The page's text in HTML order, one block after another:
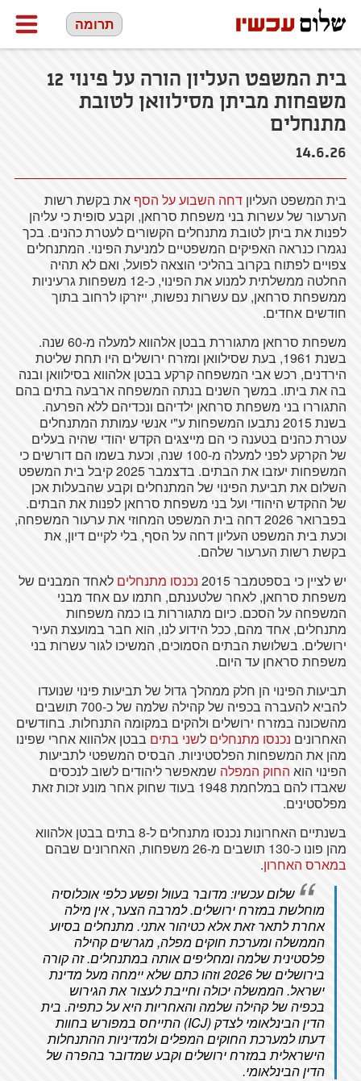
תרומה
בית המשפט העליון הורה על פינוי 12
משפחות מביתן מסילוואן לטובת
מתנחלים
14.6.26
בית המשפט העליון דחה השבוע על הסף את בקשת רשות
הערעור של עשרות בני משפחת סרחאן, וקבע סופית כי עליהן
לפנות את ביתן לטובת מתנחלים הקשורים לעטרת כהנים. בכך
נגמרו כנראה האפיקים המשפטיים למניעת הפינוי. המתנחלים
צפויים לפתוח בקרוב בהליכי הוצאה לפועל, ואם לא תהיה
החלטה ממשלתית למנוע את הפינוי, כ-12 משפחות גרעיניות
ממשפחת סרחאן, עם עשרות נפשות, ייזרקו לרחוב בתוך
חודשים אחדים.
משפחת סרחאן מתגוררת בבטן אלהווא למעלה מ-60 שנה.
בשנת 1961, בעת שסילוואן ומזרח ירושלים היו תחת שליטת
הירדנים, רכש אבי המשפחה קרקע בבטן אלהווא בסילוואן ובנה
בה את ביתו. במשך השנים בנתה המשפחה ארבעה בתים בהם
התגוררו בני משפחת סרחאן ילדיהם ונכדיהם ללא הפרעה.
בשנת 2015 נתבעו המשפחות ע"י אנשי עמותת המתנחלים
עטרת כהנים בטענה כי הם מייצגים הקדש יהודי שהיה בעלים
של הקרקע לפני למעלה מ-100 שנה, וכעת בשמו הם דורשים כי
המשפחות יעזבו את הבתים. בדצמבר 2025 קיבל בית המשפט
השלום את תביעת הפינוי של המתנחלים וקבע שהבעלות אכן
של ההקדש היהודי ועל בני משפחת סרחאן לפנות את הבתים.
בפברואר 2026 דחה בית המשפט המחוזי את ערעור המשפחה,
וכעת בית המשפט העליון דחה על הסף, בלי לקיים דיון, את
בקשת רשות הערעור שלהם.
יש לציין כי בספטמבר 2015
נכנסו מתנחלים לאחד המבנים של
משפחת סרחאן, לאחר שלטענתם, חתמו עם אחד מבני
המשפחה על הסכם. כיום מתגוררות בו כמה משפחות
מתנחלים, אחד מהם, ככל הידוע לנו, הוא חבר במועצת העיר
ירושלים. בשלושת הבתים הסמוכים, המשיכו לגור עשרות בני
משפחת סראחן עד היום.
תביעות הפינוי הן חלק ממהלך גדול של תביעות פינוי שנועדו
להביא להעברה בכפיה של קהילה שלמה של כ-700 תושבים
מהשכונה במזרח ירושלים ולהקים במקומה התנחלות. בחודשים
האחרונים נכנסו מתנחלים לשני בתים בבטן אלהווא אחרי שפינו
מהן את המשפחות הפלסטיניות. הבסיס המשפטי לתביעות
הפינוי הוא החוק המפלה שמאפשר ליהודים לשוב לנכסים
שאבדו להם במלחמת 1948 בעוד שחוק אחר מונע זכות זאת
מפלסטינים.
בשנתיים האחרונות נכנסו מתנחלים ל-8 בתים בבטן אלהווא
מהן פונו כ-130 תושבים מ-26 משפחות, האחרונים שבהם
במארס האחרון.
שלום עכשיו: מדובר בעוול ופשע כלפי אוכלוסיה
מוחלשת במזרח ירושלים. למרבה הצער, אין מילה
אחרת לתאר זאת אלא כטיהור אתני. מתנחלים בסיוע
הממשלה ומערכת חוקים מפלה, מגרשים קהילה
פלסטינית שלמה ומחליפים אותה במתנחלים. זה קורה
בירושלים של 2026 וזהו כתם שלא יימחה מעל מדינת
ישראל. הממשלה יכולה וחייבת לעצור את הגירוש
בכפיה של קהילה שלמה והאחריות היא על כתפיה. בית
הדין הבינלאומי לצדק
(ICJ) התייחס במפורש בחוות
דעתו למערכת החוקים המפלים ולמדיניות ההתנחלות
הישראלית במזרח ירושלים וקבע שמדובר בהפרה של
הדין הבינלאומי.